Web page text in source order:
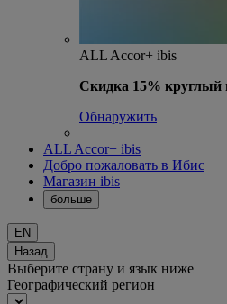
ALL Accor+ ibis
Скидка 15% круглый
Обнаружить
ALL Accor+ ibis
Добро пожаловать в Ибис
Магазин ibis
больше
EN
Назад
Выберите страну и язык ниже
Географический регион